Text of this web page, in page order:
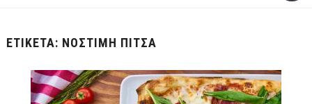
ΕΤΙΚΈΤΑ: ΝΌΣΤΙΜΗ ΠΊΤΣΑ